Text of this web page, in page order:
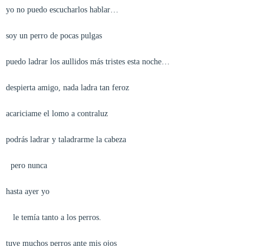
yo no puedo escucharlos hablar…
soy un perro de pocas pulgas
puedo ladrar los aullidos más tristes esta noche…
despierta amigo, nada ladra tan feroz
acariciame el lomo a contraluz
podrás ladrar y taladrarme la cabeza
pero nunca
hasta ayer yo
le temía tanto a los perros.
tuve muchos perros ante mis ojos